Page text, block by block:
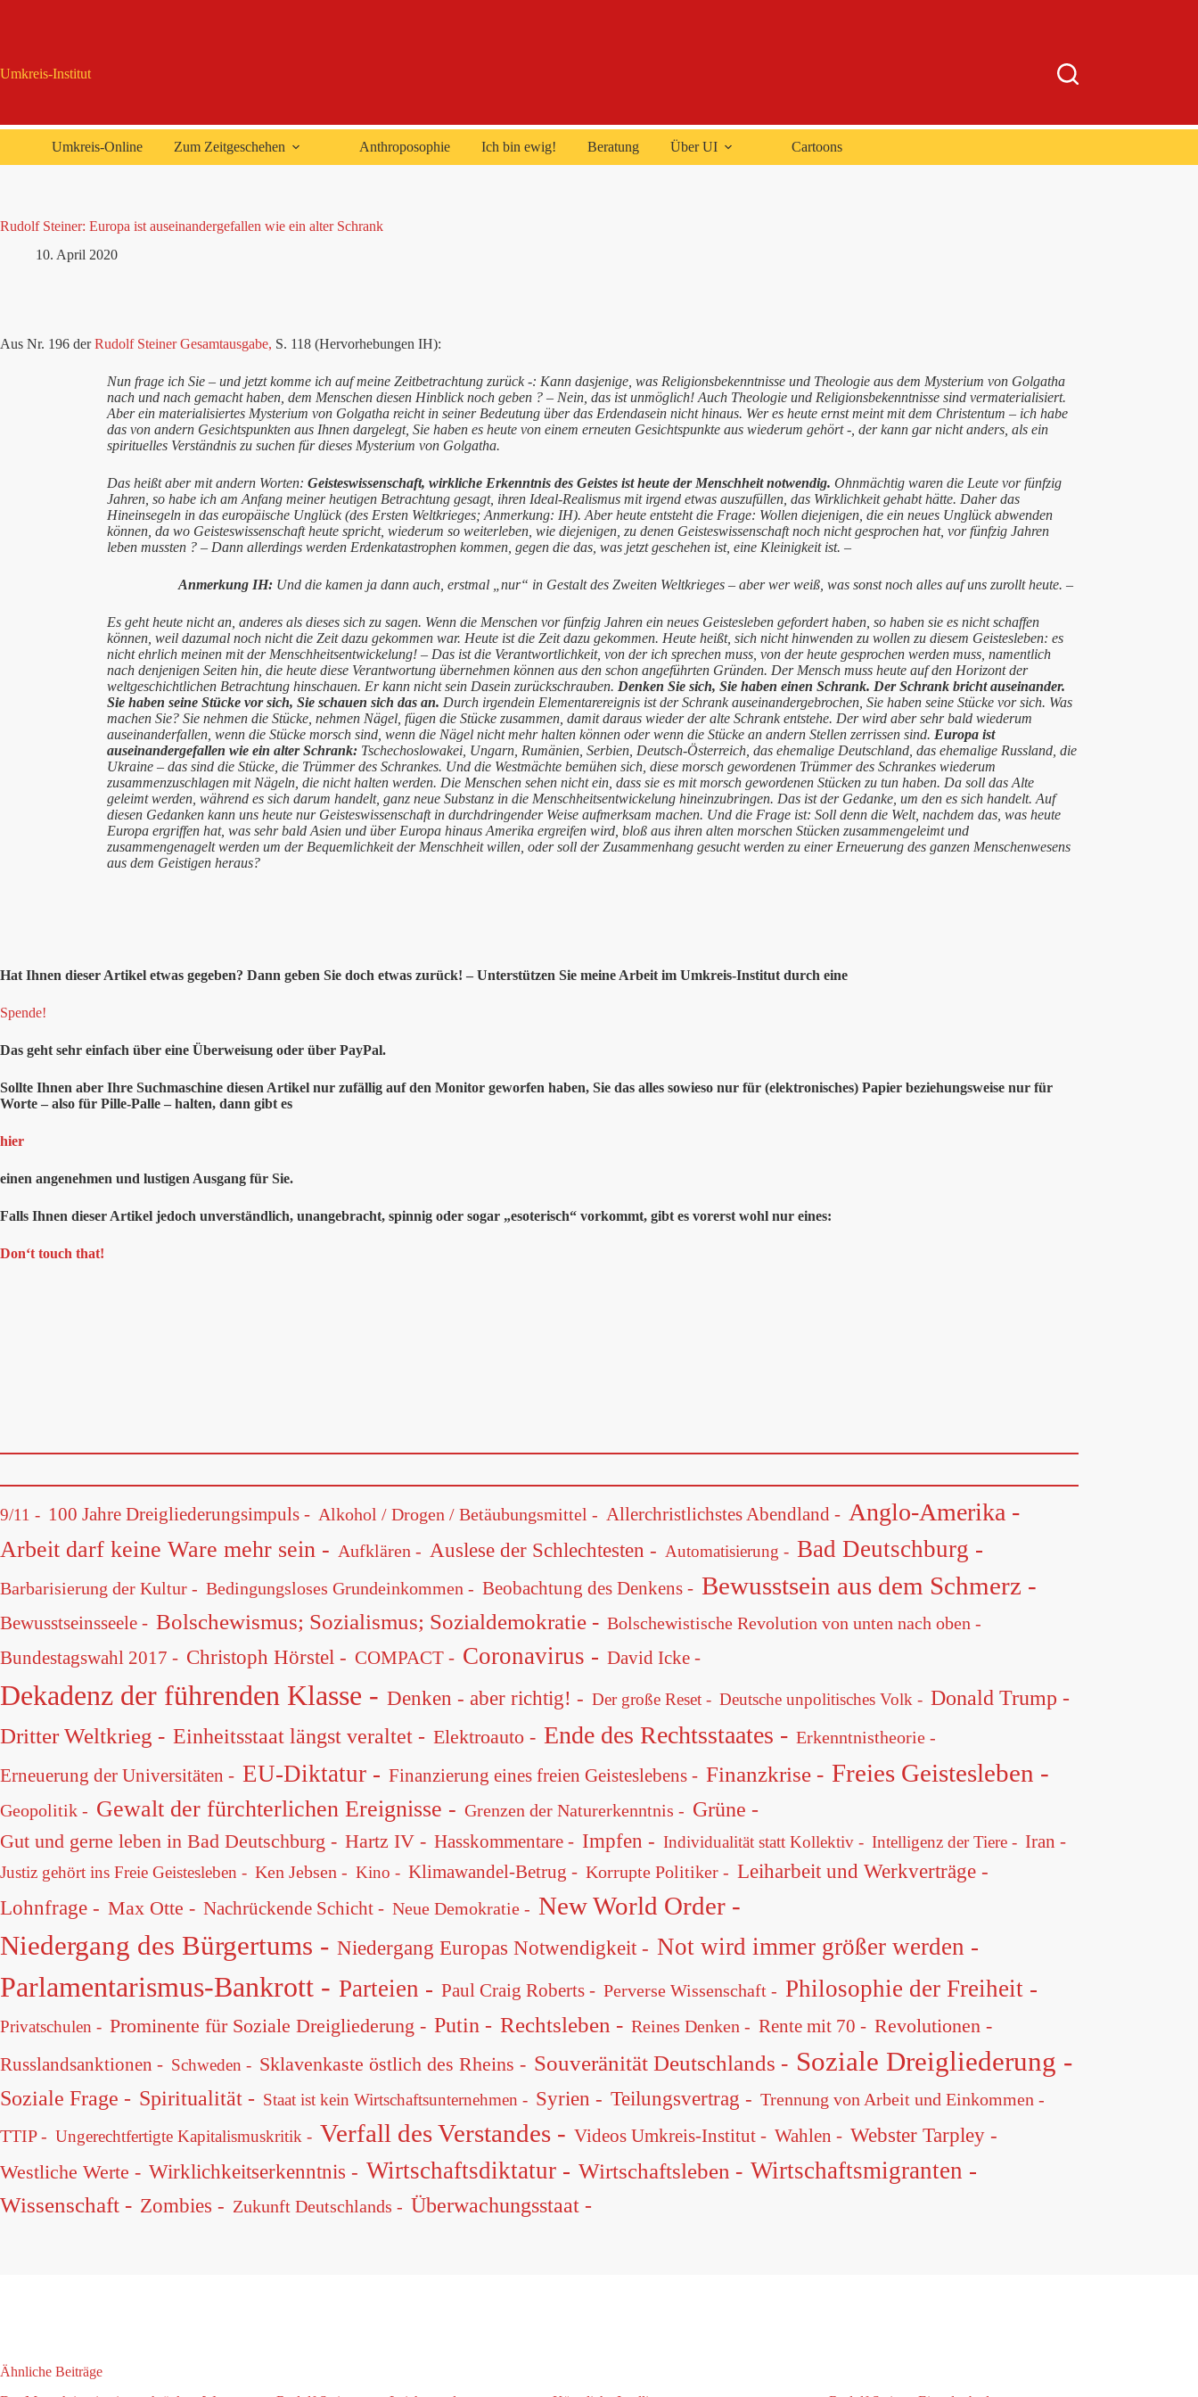
Umkreis-Institut
Umkreis-Online Zum Zeitgeschehen Anthroposophie Ich bin ewig! Beratung Über UI Cartoons
Rudolf Steiner: Europa ist auseinandergefallen wie ein alter Schrank
10. April 2020
Aus Nr. 196 derRudolf Steiner Gesamtausgabe, S. 118 (Hervorhebungen IH):
Nun frage ich Sie – und jetzt komme ich auf meine Zeitbetrachtung zurück -: Kann dasjenige, was Religionsbekenntnisse und Theologie aus dem Mysterium von Golgatha
nach und nach gemacht haben, dem Menschen diesen Hinblick noch geben ? – Nein, das ist unmöglich! Auch Theologie und Religionsbekenntnisse sind vermaterialisiert.
Aber ein materialisiertes Mysterium von Golgatha reicht in seiner Bedeutung über das Erdendasein nicht hinaus. Wer es heute ernst meint mit dem Christentum – ich habe
das von andern Gesichtspunkten aus Ihnen dargelegt, Sie haben es heute von einem erneuten Gesichtspunkte aus wiederum gehört -, der kann gar nicht anders, als ein
spirituelles Verständnis zu suchen für dieses Mysterium von Golgatha.
Das heißt aber mit andern Worten: Geisteswissenschaft, wirkliche Erkenntnis des Geistes ist heute der Menschheit notwendig. Ohnmächtig waren die Leute vor fünfzig
Jahren, so habe ich am Anfang meiner heutigen Betrachtung gesagt, ihren Ideal-Realismus mit irgend etwas auszufüllen, das Wirklichkeit gehabt hätte. Daher das
Hineinsegeln in das europäische Unglück (des Ersten Weltkrieges; Anmerkung: IH). Aber heute entsteht die Frage: Wollen diejenigen, die ein neues Unglück abwenden
können, da wo Geisteswissenschaft heute spricht, wiederum so weiterleben, wie diejenigen, zu denen Geisteswissenschaft noch nicht gesprochen hat, vor fünfzig Jahren
leben mussten ? – Dann allerdings werden Erdenkatastrophen kommen, gegen die das, was jetzt geschehen ist, eine Kleinigkeit ist. –
Anmerkung IH: Und die kamen ja dann auch, erstmal „nur“ in Gestalt des Zweiten Weltkrieges – aber wer weiß, was sonst noch alles auf uns zurollt heute. –
Es geht heute nicht an, anderes als dieses sich zu sagen. Wenn die Menschen vor fünfzig Jahren ein neues Geistesleben gefordert haben, so haben sie es nicht schaffen
können, weil dazumal noch nicht die Zeit dazu gekommen war. Heute ist die Zeit dazu gekommen. Heute heißt, sich nicht hinwenden zu wollen zu diesem Geistesleben: es
nicht ehrlich meinen mit der Menschheitsentwickelung! – Das ist die Verantwortlichkeit, von der ich sprechen muss, von der heute gesprochen werden muss, namentlich
nach denjenigen Seiten hin, die heute diese Verantwortung übernehmen können aus den schon angeführten Gründen. Der Mensch muss heute auf den Horizont der
weltgeschichtlichen Betrachtung hinschauen. Er kann nicht sein Dasein zurückschrauben. Denken Sie sich, Sie haben einen Schrank. Der Schrank bricht auseinander.
Sie haben seine Stücke vor sich, Sie schauen sich das an. Durch irgendein Elementarereignis ist der Schrank auseinandergebrochen, Sie haben seine Stücke vor sich. Was
machen Sie? Sie nehmen die Stücke, nehmen Nägel, fügen die Stücke zusammen, damit daraus wieder der alte Schrank entstehe. Der wird aber sehr bald wiederum
auseinanderfallen, wenn die Stücke morsch sind, wenn die Nägel nicht mehr halten können oder wenn die Stücke an andern Stellen zerrissen sind. Europa ist
auseinandergefallen wie ein alter Schrank: Tschechoslowakei, Ungarn, Rumänien, Serbien, Deutsch-Österreich, das ehemalige Deutschland, das ehemalige Russland, die
Ukraine – das sind die Stücke, die Trümmer des Schrankes. Und die Westmächte bemühen sich, diese morsch gewordenen Trümmer des Schrankes wiederum
zusammenzuschlagen mit Nägeln, die nicht halten werden. Die Menschen sehen nicht ein, dass sie es mit morsch gewordenen Stücken zu tun haben. Da soll das Alte
geleimt werden, während es sich darum handelt, ganz neue Substanz in die Menschheitsentwickelung hineinzubringen. Das ist der Gedanke, um den es sich handelt. Auf
diesen Gedanken kann uns heute nur Geisteswissenschaft in durchdringender Weise aufmerksam machen. Und die Frage ist: Soll denn die Welt, nachdem das, was heute
Europa ergriffen hat, was sehr bald Asien und über Europa hinaus Amerika ergreifen wird, bloß aus ihren alten morschen Stücken zusammengeleimt und
zusammengenagelt werden um der Bequemlichkeit der Menschheit willen, oder soll der Zusammenhang gesucht werden zu einer Erneuerung des ganzen Menschenwesens
aus dem Geistigen heraus?
Hat Ihnen dieser Artikel etwas gegeben? Dann geben Sie doch etwas zurück! – Unterstützen Sie meine Arbeit im Umkreis-Institut durch eine
Spende!
Das geht sehr einfach über eine Überweisung oder über PayPal.
Sollte Ihnen aber Ihre Suchmaschine diesen Artikel nur zufällig auf den Monitor geworfen haben, Sie das alles sowieso nur für (elektronisches) Papier beziehungsweise nur für
Worte – also für Pille-Palle – halten, dann gibt es
hier
einen angenehmen und lustigen Ausgang für Sie.
Falls Ihnen dieser Artikel jedoch unverständlich, unangebracht, spinnig oder sogar „esoterisch“ vorkommt, gibt es vorerst wohl nur eines:
Don‘t touch that!
9/11 - 100 Jahre Dreigliederungsimpuls - Alkohol / Drogen / Betäubungsmittel - Allerchristlichstes Abendland - Anglo-Amerika -
Arbeit darf keine Ware mehr sein - Aufklären - Auslese der Schlechtesten - Automatisierung - Bad Deutschburg -
Barbarisierung der Kultur - Bedingungsloses Grundeinkommen - Beobachtung des Denkens - Bewusstsein aus dem Schmerz -
Bewusstseinsseele - Bolschewismus; Sozialismus; Sozialdemokratie - Bolschewistische Revolution von unten nach oben -
Bundestagswahl 2017 - Christoph Hörstel - COMPACT - Coronavirus - David Icke -
Dekadenz der führenden Klasse - Denken - aber richtig! - Der große Reset - Deutsche unpolitisches Volk - Donald Trump -
Dritter Weltkrieg - Einheitsstaat längst veraltet - Elektroauto - Ende des Rechtsstaates - Erkenntnistheorie -
Erneuerung der Universitäten - EU-Diktatur - Finanzierung eines freien Geisteslebens - Finanzkrise - Freies Geistesleben -
Geopolitik - Gewalt der fürchterlichen Ereignisse - Grenzen der Naturerkenntnis - Grüne -
Gut und gerne leben in Bad Deutschburg - Hartz IV - Hasskommentare - Impfen - Individualität statt Kollektiv - Intelligenz der Tiere - Iran -
Justiz gehört ins Freie Geistesleben - Ken Jebsen - Kino - Klimawandel-Betrug - Korrupte Politiker - Leiharbeit und Werkverträge -
Lohnfrage - Max Otte - Nachrückende Schicht - Neue Demokratie - New World Order -
Niedergang des Bürgertums - Niedergang Europas Notwendigkeit - Not wird immer größer werden -
Parlamentarismus-Bankrott - Parteien - Paul Craig Roberts - Perverse Wissenschaft - Philosophie der Freiheit -
Privatschulen - Prominente für Soziale Dreigliederung - Putin - Rechtsleben - Reines Denken - Rente mit 70 - Revolutionen -
Russlandsanktionen - Schweden - Sklavenkaste östlich des Rheins - Souveränität Deutschlands - Soziale Dreigliederung -
Soziale Frage - Spiritualität - Staat ist kein Wirtschaftsunternehmen - Syrien - Teilungsvertrag - Trennung von Arbeit und Einkommen -
TTIP - Ungerechtfertigte Kapitalismuskritik - Verfall des Verstandes - Videos Umkreis-Institut - Wahlen - Webster Tarpley -
Westliche Werte - Wirklichkeitserkenntnis - Wirtschaftsdiktatur - Wirtschaftsleben - Wirtschaftsmigranten -
Wissenschaft - Zombies - Zukunft Deutschlands - Überwachungsstaat -
Ähnliche Beiträge